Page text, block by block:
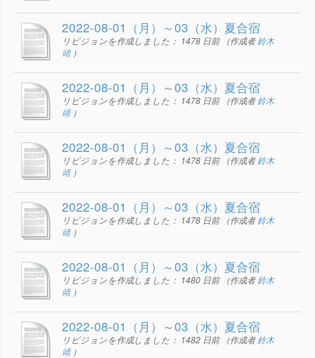
2022-08-01（月）～03（水）夏合宿
リビジョンを作成しました： 1478 日前（作成者鈴木
靖）
2022-08-01（月）～03（水）夏合宿
リビジョンを作成しました： 1478 日前（作成者鈴木
靖）
2022-08-01（月）～03（水）夏合宿
リビジョンを作成しました： 1478 日前（作成者鈴木
靖）
2022-08-01（月）～03（水）夏合宿
リビジョンを作成しました： 1478 日前（作成者鈴木
靖）
2022-08-01（月）～03（水）夏合宿
リビジョンを作成しました： 1480 日前（作成者鈴木
靖）
2022-08-01（月）～03（水）夏合宿
リビジョンを作成しました： 1482 日前（作成者鈴木
靖）